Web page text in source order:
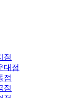
점
대점
점
점